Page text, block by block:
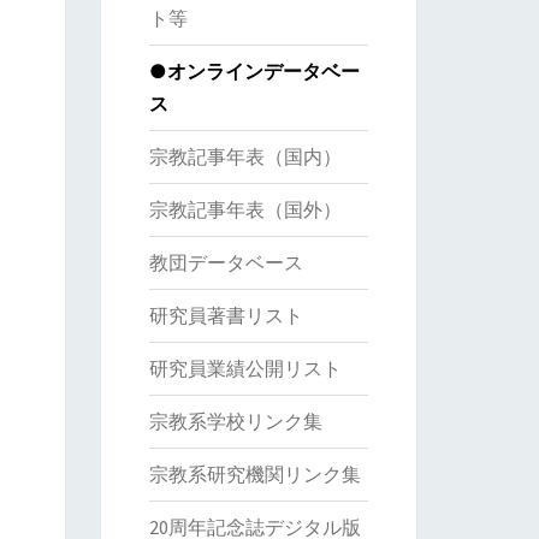
ト等
●オンラインデータベー
ス
宗教記事年表（国内）
宗教記事年表（国外）
教団データベース
研究員著書リスト
研究員業績公開リスト
宗教系学校リンク集
宗教系研究機関リンク集
20周年記念誌デジタル版